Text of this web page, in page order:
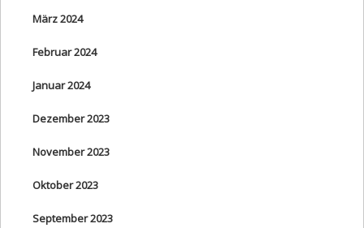
März 2024
Februar 2024
Januar 2024
Dezember 2023
November 2023
Oktober 2023
September 2023